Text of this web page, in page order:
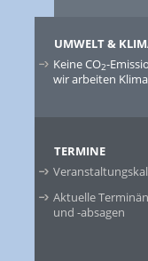
UMWELT &
Keine CO2-
wir arbeiten
TERMINE
Aktuelle
und -absagen